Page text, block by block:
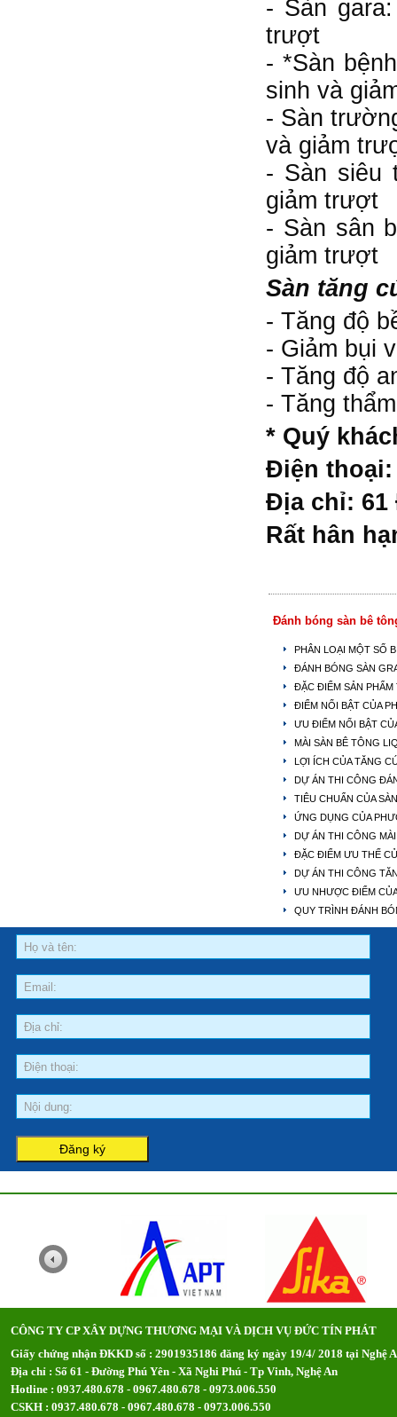
- Sàn
trượt
- *Sàn
sinh và
- Sàn
và giảm
- Sàn siêu
giảm trượt
- Sàn sân
giảm trượt
Sàn tăng
- Tăng độ
- Giảm bụi
- Tăng độ
- Tăng
* Quý
Điện thoại:
Địa chỉ: 61
Rất hân
Đánh bóng sàn bê
PHÂN LOẠI MỘT SỐ
ĐÁNH BÓNG SÀN
ĐẶC ĐIỂM SẢN
ĐIỂM NỔI BẬT CỦA
ƯU ĐIỂM NỔI BẬT
MÀI SÀN BÊ TÔNG
LỢI ÍCH CỦA TĂNG
DỰ ÁN THI CÔNG
TIÊU CHUẨN CỦA
ỨNG DỤNG CỦA
DỰ ÁN THI CÔNG
ĐẶC ĐIỂM ƯU THẾ
DỰ ÁN THI CÔNG
ƯU NHƯỢC ĐIỂM
QUY TRÌNH ĐÁNH
CÔNG TY CP XÂY DỰNG THƯƠNG MẠI VÀ DỊCH VỤ ĐỨC TÍN PHÁT
Giấy chứng nhận ĐKKD số : 2901935186 đăng ký ngày 19/4/ 2018 tại Nghệ
Địa chỉ : Số 61 - Đường Phú Yên - Xã Nghi Phú - Tp Vinh, Nghệ An
Hotline : 0937.480.678 - 0967.480.678 - 0973.006.550
CSKH : 0937.480.678 - 0967.480.678 - 0973.006.550